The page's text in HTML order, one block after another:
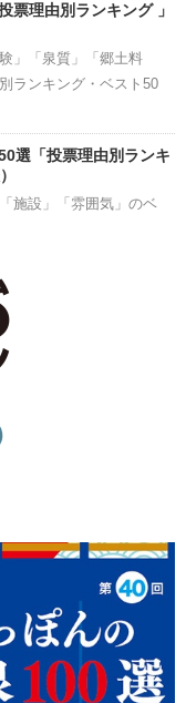
票理由別ランキング 」
」「泉質」「郷土料
ランキング・ベスト50
選「投票理由別ランキ
施設」「雰囲気」のベ